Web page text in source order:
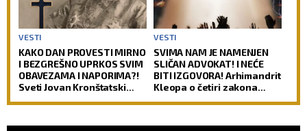
VESTI
KAKO DAN PROVESTI MIRNO
I BEZGREŠNO UPRKOS SVIM
OBAVEZAMA I NAPORIMA?!
Sveti Jovan Kronštatski
VESTI
SVIMA NAM JE NAMENJEN
SLIČAN ADVOKAT! I NEĆE
BITI IZGOVORA! Arhimandrit
Kleopa o četiri zakona